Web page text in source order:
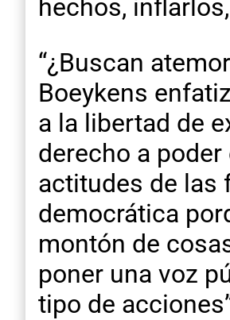
hechos,
“¿Buscan
Boeykens
a la libertad de
derecho a
actitudes de las
democrática
montón de
poner una voz
tipo de